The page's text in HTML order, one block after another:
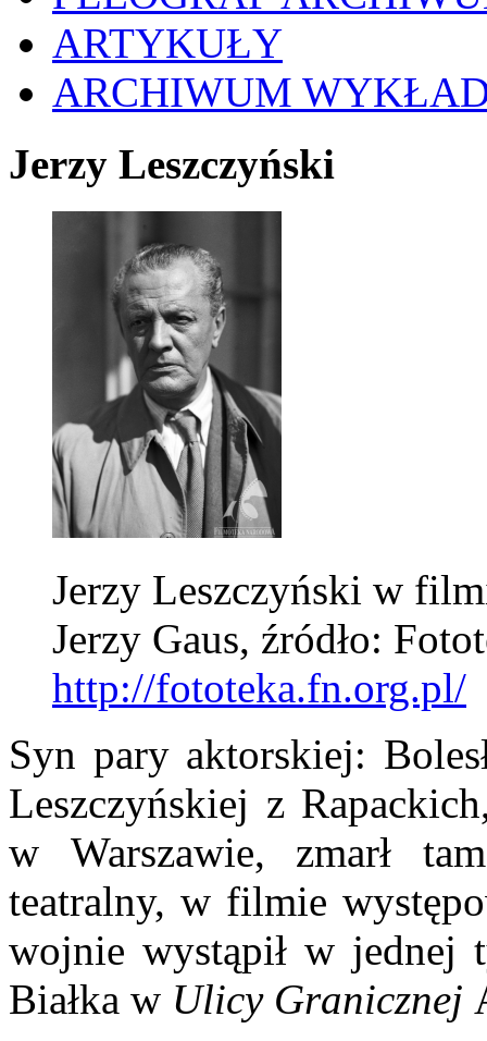
ARTYKUŁY
ARCHIWUM
Jerzy Leszczyński
Jerzy Leszczyński w
Jerzy Gaus, źródło:
http://fototeka.fn.org.pl/
Syn pary aktorskiej:
Leszczyńskiej z
w Warszawie, zmarł
teatralny, w filmie
wojnie wystąpił w jednej
Białka w Ulicy Granicznej